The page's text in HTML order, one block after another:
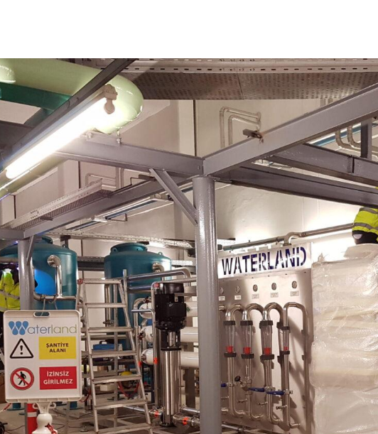
Industria petrolchimica
Industria elettronica
(semiconduttori)
Industria cosmetica
Industria agricola
Industria farmaceutica
Industria dell'energia
Industria chimica
Industria del turismo
Industria tessile
Industria della difesa
Industria alimentare e delle
bevande
Industria automobilistica
Sistemi di
acque di
Sistemi di
dell'acqua di
Sistemi di
dell'acqua di
Sistemi di
acque fluviali
Sistemi di
dell'acqua di
Sistemi di
dell'acqua
Sistemi di
dell'acqua di
Sistemi di
acque reflue
Sistemi di
acque grigie